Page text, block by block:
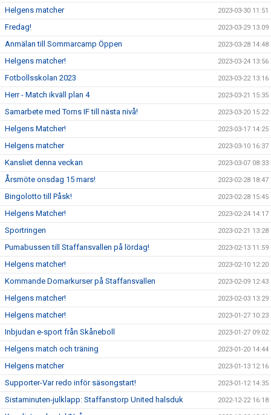
Helgens matcher 2023-03-30 11:51
Fredag! 2023-03-29 13:09
Anmälan till Sommarcamp Öppen 2023-03-28 14:48
Helgens matcher! 2023-03-24 13:56
Fotbollsskolan 2023 2023-03-22 13:16
Herr - Match ikväll plan 4 2023-03-21 15:35
Samarbete med Torns IF till nästa nivå! 2023-03-20 15:22
Helgens Matcher! 2023-03-17 14:25
Helgens matcher 2023-03-10 16:37
Kansliet denna veckan 2023-03-07 08:33
Årsmöte onsdag 15 mars! 2023-02-28 18:47
Bingolotto till Påsk! 2023-02-28 15:45
Helgens Matcher! 2023-02-24 14:17
Sportringen 2023-02-21 13:28
Pumabussen till Staffansvallen på lördag! 2023-02-13 11:59
Helgens matcher! 2023-02-10 12:20
Kommande Domarkurser på Staffansvallen 2023-02-09 12:43
Helgens matcher! 2023-02-03 13:29
Helgens matcher! 2023-01-27 10:23
Inbjudan e-sport från Skåneboll 2023-01-27 09:02
Helgens match och träning 2023-01-20 14:44
Helgens matcher 2023-01-13 12:16
Supporter-Var redo inför säsongstart! 2023-01-12 14:35
Sistaminuten-julklapp: Staffanstorp United halsduk 2022-12-22 16:18